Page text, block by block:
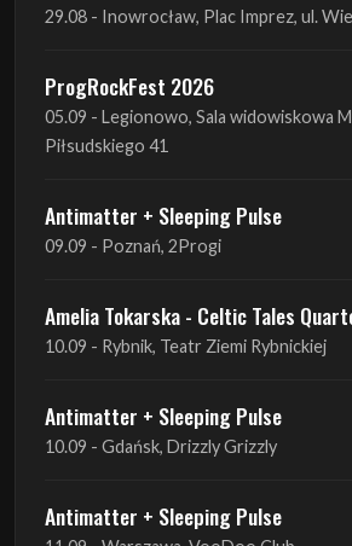
Antimatter + Sleeping Pulse
09.09 - Poznań, 2Progi
Amelia Tokarska - Celtic Tales Quartet
10.09 - Rybnik, Teatr Ziemi Rybnickiej
Antimatter + Sleeping Pulse
Antimatter + Sleeping Pulse
11.09 - Warszawa, VooDoo Club
Antimatter + Sleeping Pulse
12.09 - Kraków, Hype Park